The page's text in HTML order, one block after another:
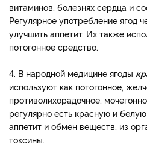
витаминов, болезнях сердца и
Регулярное употребление ягод
улучшить аппетит. Их также
потогонное средство.
4. В народной медицине ягоды
используют как потогонное,
противолихорадочное,
регулярно есть красную и
аппетит и обмен веществ, из
токсины.